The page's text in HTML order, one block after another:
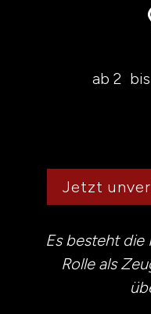
ab 2
Jetzt
Es besteht die
Rolle als